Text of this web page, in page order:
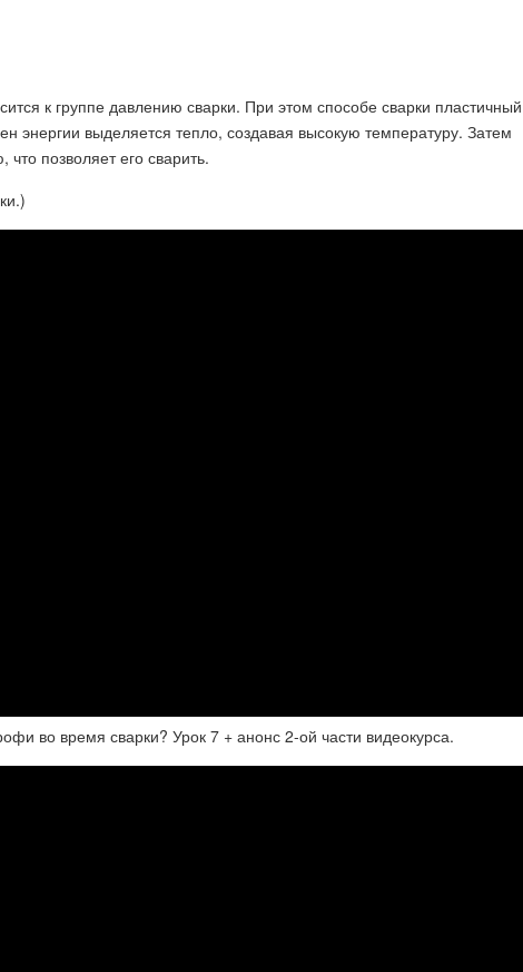
к группе давлению сварки. При этом способе сварки пластичный
энергии выделяется тепло, создавая высокую температуру. Затем
позволяет его сварить.
во время сварки? Урок 7 + анонс 2-ой части видеокурса.